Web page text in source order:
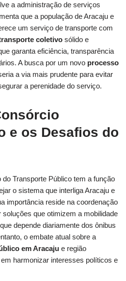
a administração de serviços
que a população de Aracaju e
um serviço de transporte com
coletivo sólido e
garanta eficiência, transparência
A busca por um novo processo
a via mais prudente para evitar
a perenidade do serviço.
e os Desafios do
Transporte Público tem a função
o sistema que interliga Aracaju e
importância reside na coordenação
que otimizem a mobilidade
depende diariamente dos ônibus
o embate atual sobre a
em Aracaju e região
harmonizar interesses políticos e